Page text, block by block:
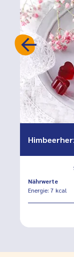
Nährwerte
Energie: 7 kcal